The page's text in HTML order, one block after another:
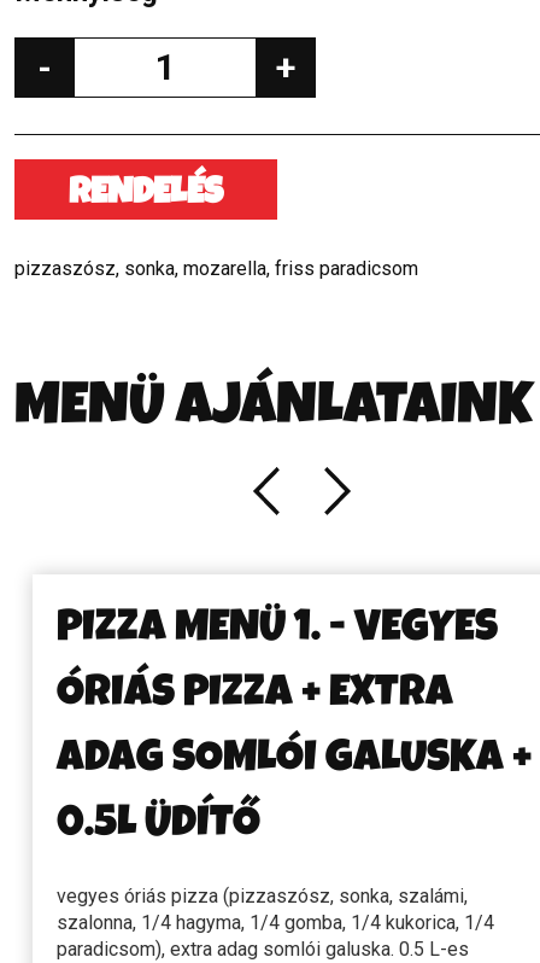
- +
RENDELÉS
pizzaszósz, sonka, mozarella, friss paradicsom
MENÜ AJÁNLATAINK
PIZZA MENÜ 1. - VEGYES
ÓRIÁS PIZZA + EXTRA
ADAG SOMLÓI GALUSKA +
0.5L ÜDÍTŐ
vegyes óriás pizza (pizzaszósz, sonka, szalámi,
szalonna, 1/4 hagyma, 1/4 gomba, 1/4 kukorica, 1/4
paradicsom), extra adag somlói galuska. 0.5 L-es